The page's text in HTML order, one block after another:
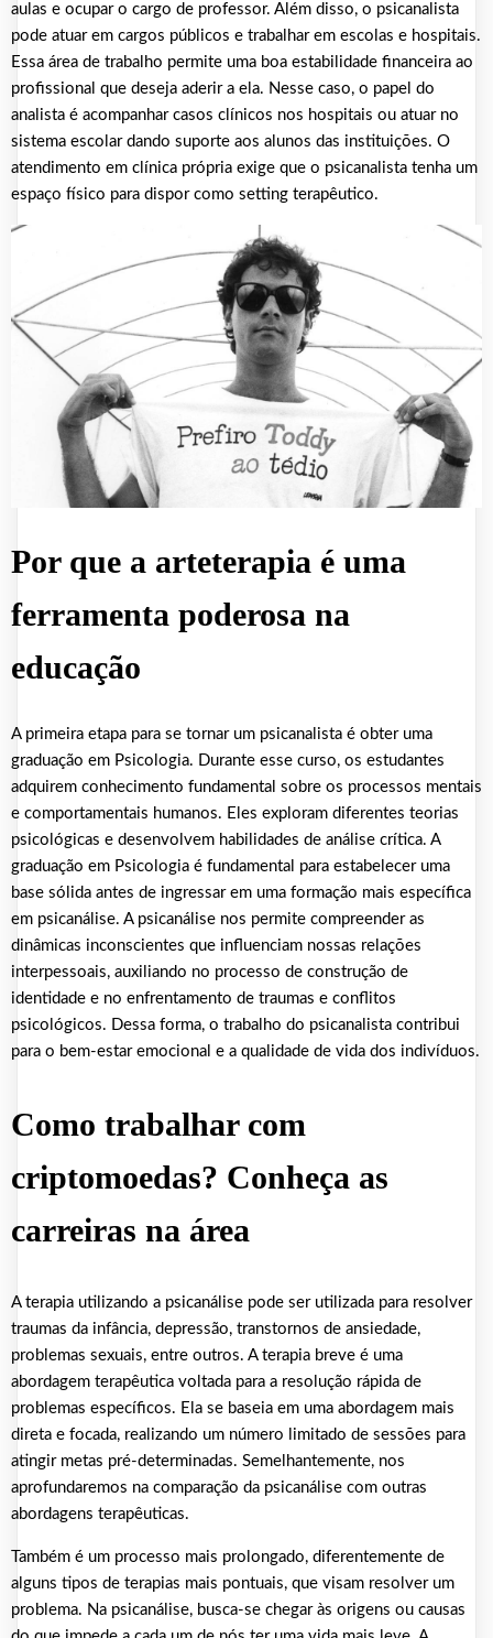
aulas e ocupar o cargo de professor. Além disso, o psicanalista
pode atuar em cargos públicos e trabalhar em escolas e hospitais.
Essa área de trabalho permite uma boa estabilidade financeira ao
profissional que deseja aderir a ela. Nesse caso, o papel do
analista é acompanhar casos clínicos nos hospitais ou atuar no
sistema escolar dando suporte aos alunos das instituições. O
atendimento em clínica própria exige que o psicanalista tenha um
espaço físico para dispor como setting terapêutico.
Por que a arteterapia é uma
ferramenta poderosa na
educação
A primeira etapa para se tornar um psicanalista é obter uma
graduação em Psicologia. Durante esse curso, os estudantes
adquirem conhecimento fundamental sobre os processos mentais
e comportamentais humanos. Eles exploram diferentes teorias
psicológicas e desenvolvem habilidades de análise crítica. A
graduação em Psicologia é fundamental para estabelecer uma
base sólida antes de ingressar em uma formação mais específica
em psicanálise. A psicanálise nos permite compreender as
dinâmicas inconscientes que influenciam nossas relações
interpessoais, auxiliando no processo de construção de
identidade e no enfrentamento de traumas e conflitos
psicológicos. Dessa forma, o trabalho do psicanalista contribui
para o bem-estar emocional e a qualidade de vida dos indivíduos.
Como trabalhar com
criptomoedas? Conheça as
carreiras na área
A terapia utilizando a psicanálise pode ser utilizada para resolver
traumas da infância, depressão, transtornos de ansiedade,
problemas sexuais, entre outros. A terapia breve é uma
abordagem terapêutica voltada para a resolução rápida de
problemas específicos. Ela se baseia em uma abordagem mais
direta e focada, realizando um número limitado de sessões para
atingir metas pré-determinadas. Semelhantemente, nos
aprofundaremos na comparação da psicanálise com outras
abordagens terapêuticas.
Também é um processo mais prolongado, diferentemente de
alguns tipos de terapias mais pontuais, que visam resolver um
problema. Na psicanálise, busca-se chegar às origens ou causas